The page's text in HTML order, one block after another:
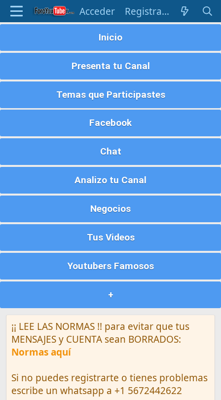
Acceder Registrarse
Inicio
Presenta tu Canal
Temas que Participastes
Facebook
Chat
Analizo tu Canal
Negocios
Tus Videos
Youtubers Famosos
+
¡¡ LEE LAS NORMAS !! para evitar que tus
MENSAJES y CUENTA sean BORRADOS:
Normas aquí
Si no puedes registrarte o tienes problemas
escribe un whatsapp a +1 5672442622